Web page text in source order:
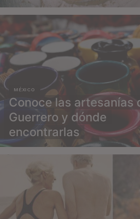
MÉXICO
Conoce las artesanías
Guerrero y dónde
encontrarlas